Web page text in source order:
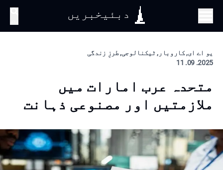
دبئیخبریں
یو اے ای, کاروبار, ٹیکنالوجی, طرزِ زندگی
2025. 09. 11
متحدہ عرب امارات میں
ملازمتیں اور مصنوعی ذہانت